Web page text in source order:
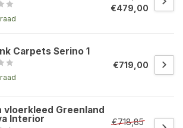
€479,00
Carpets Serino 1
€719,00
vloerkleed Greenland
Interior
€718,85